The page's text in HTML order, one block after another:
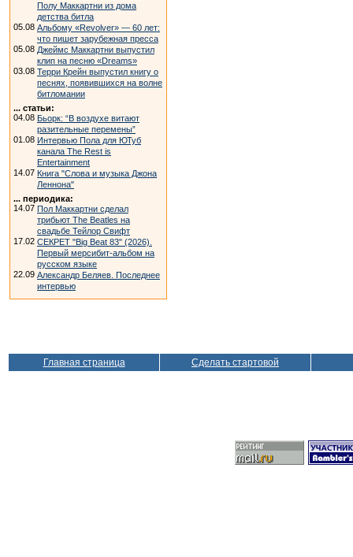
Полу Маккартни из дома
детства битла
05.08 Альбому «Revolver» — 60 лет:
что пишет зарубежная пресса
05.08 Джеймс Маккартни выпустил
клип на песню «Dreams»
03.08 Терри Крейн выпустил книгу о
песнях, появившихся на волне
битломании
... статьи:
04.08 Бьорк: “В воздухе витают
разительные перемены”
01.08 Интервью Пола для ЮТуб
канала The Rest is
Entertainment
14.07 Книга "Слова и музыка Джона
Леннона"
... периодика:
14.07 Пол Маккартни сделал
трибьют The Beatles на
свадьбе Тейлор Свифт
17.02 СЕКРЕТ "Big Beat 83" (2026).
Первый мерсибит-альбом на
русском языке
22.09 Александр Беляев. Последнее
интервью
Главная страница Сделать стартовой